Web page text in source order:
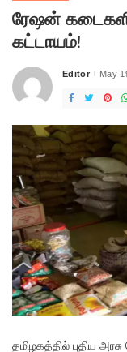
ரேஷன்
கட்டாயம்!
Posted
Editor May
தமிழகத்தில் புதிய